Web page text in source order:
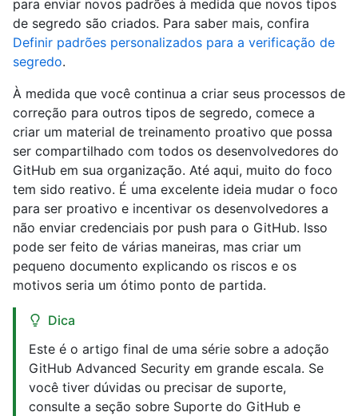
para enviar novos padrões à medida que novos tipos
de segredo são criados. Para saber mais, confira
Definir padrões personalizados para a verificação de
segredo.
À medida que você continua a criar seus processos de
correção para outros tipos de segredo, comece a
criar um material de treinamento proativo que possa
ser compartilhado com todos os desenvolvedores do
GitHub em sua organização. Até aqui, muito do foco
tem sido reativo. É uma excelente ideia mudar o foco
para ser proativo e incentivar os desenvolvedores a
não enviar credenciais por push para o GitHub. Isso
pode ser feito de várias maneiras, mas criar um
pequeno documento explicando os riscos e os
motivos seria um ótimo ponto de partida.
Dica
Este é o artigo final de uma série sobre a adoção
GitHub Advanced Security em grande escala. Se
você tiver dúvidas ou precisar de suporte,
consulte a seção sobre Suporte do GitHub e